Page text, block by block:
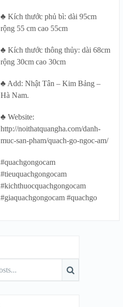
♣ Kích thước phủ bì: dài 95cm
rộng 55 cm cao 55cm
♣ Kích thước thông thủy: dài 68cm
rộng 30cm cao 30cm
♣ Add: Nhật Tân – Kim Bảng –
Hà Nam.
♣ Website:
http://noithatquangha.com/danh-
muc-san-pham/quach-go-ngoc-am/
#quachgongocam
#tieuquachgongocam
#kichthuocquachgongocam
#giaquachgongocam #quachgo